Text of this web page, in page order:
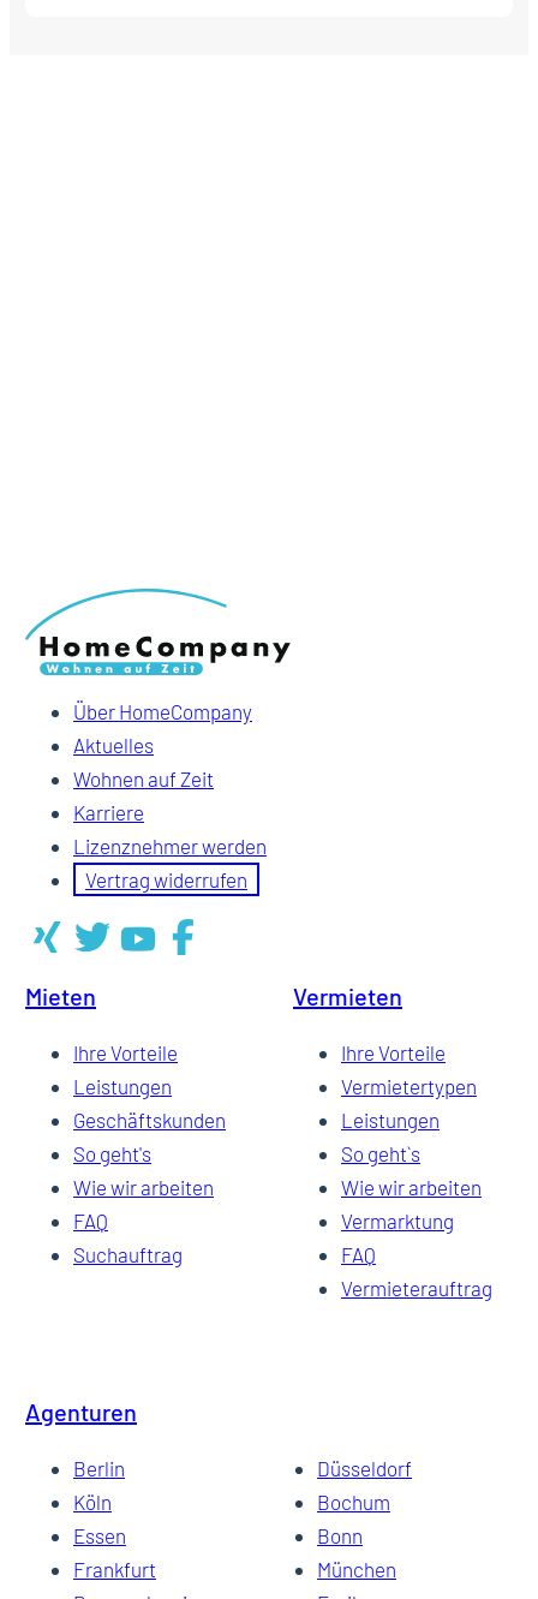
Über HomeCompany
Aktuelles
Wohnen auf Zeit
Karriere
Lizenznehmer werden
Vertrag widerrufen
Mieten
Ihre Vorteile
Leistungen
Geschäftskunden
So geht's
Wie wir arbeiten
FAQ
Suchauftrag
Vermieten
Ihre Vorteile
Vermietertypen
Leistungen
So geht`s
Wie wir arbeiten
Vermarktung
FAQ
Vermieterauftrag
Agenturen
Berlin
Düsseldorf
Köln
Bochum
Essen
Bonn
Frankfurt
München